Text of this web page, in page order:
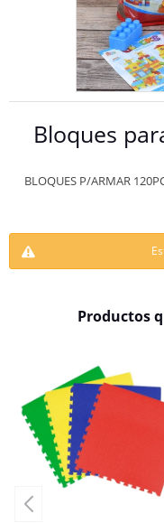
Bloques
BLOQUES P/ARMAR
Productos